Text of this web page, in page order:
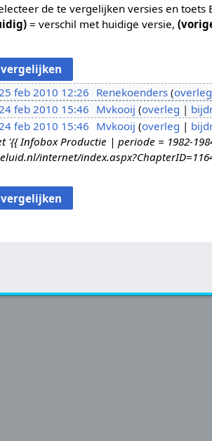
de te vergelijken versies en toets
= verschil met huidige versie,
feb 2010 12:26 Renekoenders overleg
feb 2010 15:46 Mvkooij overleg
feb 2010 15:46 Mvkooij overleg
'{{ Infobox Productie | periode = 1982-
internet/